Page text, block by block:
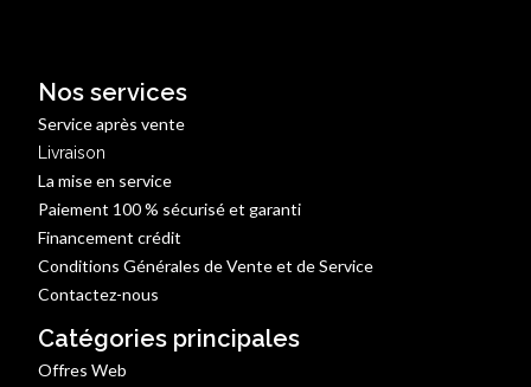
Nos services
Service après vente
Livraison
La mise en service
Paiement 100 % sécurisé et garanti
Financement crédit
Conditions Générales de Vente et de Service
Contactez-nous
Catégories principales
Offres Web